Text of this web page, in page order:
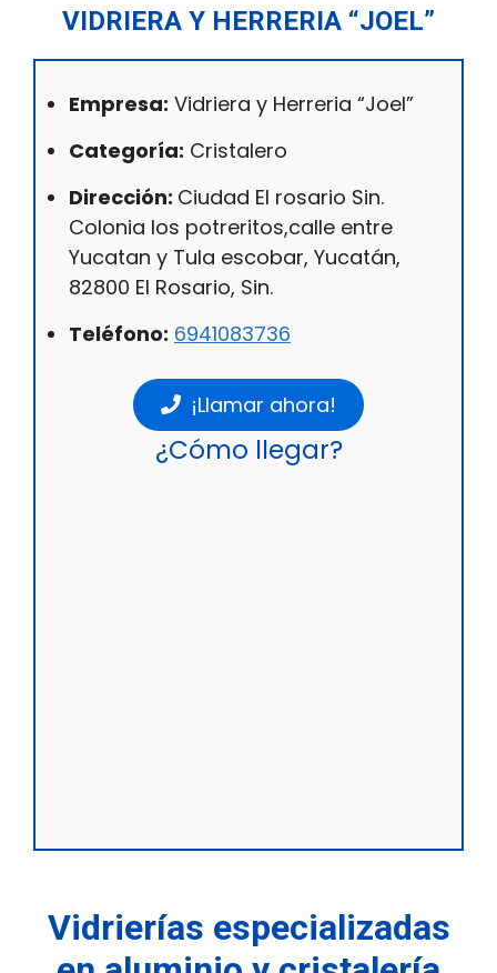
VIDRIERA Y HERRERIA “JOEL”
Empresa: Vidriera y Herreria “Joel”
Categoría: Cristalero
Dirección: Ciudad El rosario Sin.
Colonia los potreritos,calle entre
Yucatan y Tula escobar, Yucatán,
82800 El Rosario, Sin.
Teléfono: 6941083736
¡Llamar ahora!
¿Cómo llegar?
Vidrierías especializadas